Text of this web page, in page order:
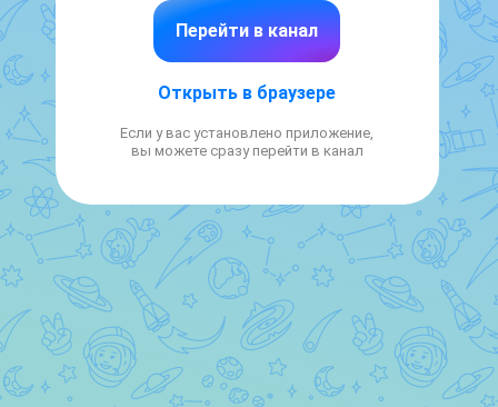
Автозаводская 18
ТЦ «Ривьера»
Часы работы с 10 до 20:00
Перейти в канал
Открыть в браузере
Если у вас установлено приложение,
вы можете сразу перейти в канал